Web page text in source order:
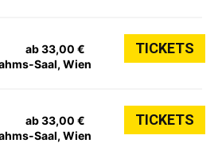
Saal, Wien
ab 33,00 € TICKETS
Saal, Wien
ab 33,00 € TICKETS